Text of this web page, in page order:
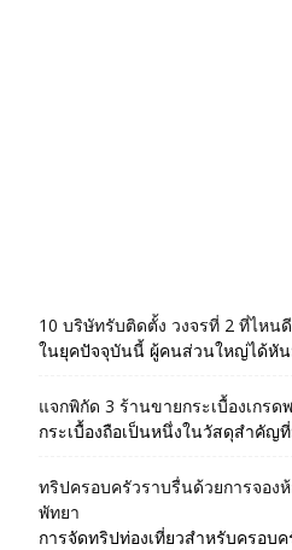
10 บริษัทรับติดตั้ง วงจรที่ 2 ที่ไหน
ในยุคปัจจุบันนี้ ผู้คนส่วนใหญ่ได้หั
แจกพิกัด 3 ร้านขายกระเบื้องเกร
กระเบื้องถือเป็นหนึ่งในวัสดุสำคัญ
ทริปครอบครัวราบรื่นด้วยการจอง
พัทยา
การจัดทริปท่องเที่ยวสำหรับครอบ